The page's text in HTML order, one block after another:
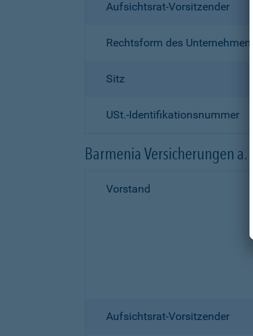
Aufsichtsrat-Vorsitzender
Rechtsform des Unternehmens
Sitz
USt.-Identifikationsnummer
Barmenia Versicherungen a. G.
Vorstand
Aufsichtsrat-Vorsitzender